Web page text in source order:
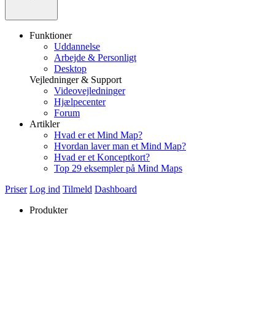
Funktioner
Uddannelse
Arbejde & Personligt
Desktop
Vejledninger & Support
Videovejledninger
Hjælpecenter
Forum
Artikler
Hvad er et Mind Map?
Hvordan laver man et Mind Map?
Hvad er et Konceptkort?
Top 29 eksempler på Mind Maps
Priser Log ind Tilmeld Dashboard
Produkter